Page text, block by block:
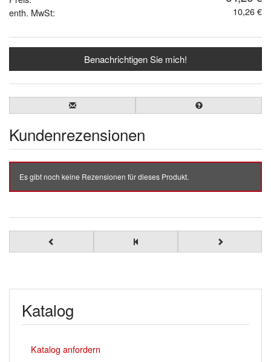
enth. MwSt: 10,26 €
Benachrichtigen Sie mich!
Kundenrezensionen
Es gibt noch keine Rezensionen für dieses Produkt.
Katalog
Katalog anfordern